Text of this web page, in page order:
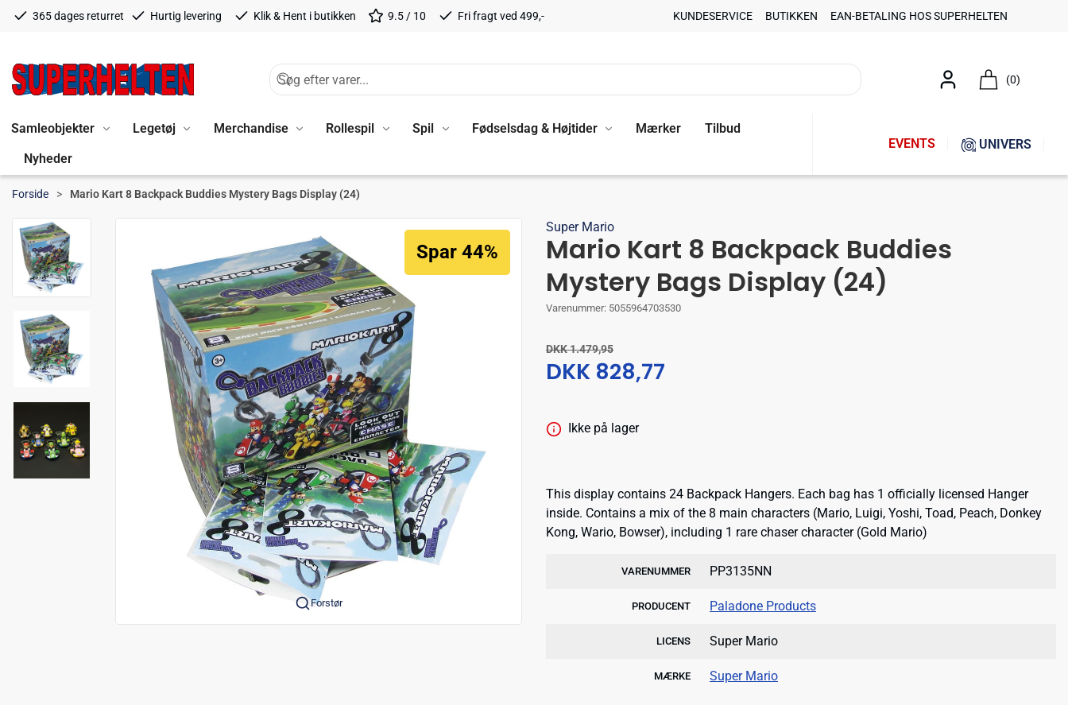
365 dages returret Hurtig levering Klik & Hent i butikken 9.5 / 10 Fri fragt ved 499,- KUNDESERVICE BUTIKKEN EAN-BETALING HOS SUPERHELTEN
(0)
Samleobjekter Legetøj Merchandise Rollespil Spil Fødselsdag & Højtider Mærker
Tilbud
Nyheder
EVENTS UNIVERS
Forside Mario Kart 8 Backpack Buddies Mystery Bags Display (24)
Forstør
Spar 44%
Super Mario
Mario Kart 8 Backpack Buddies
Mystery Bags Display (24)
Varenummer: 5055964703530
DKK 1.479,95
DKK 828,77
Ikke på lager
This display contains 24 Backpack Hangers. Each bag has 1 officially licensed Hanger
inside. Contains a mix of the 8 main characters (Mario, Luigi, Yoshi, Toad, Peach, Donkey
Kong, Wario, Bowser), including 1 rare chaser character (Gold Mario)
VARENUMMER PP3135NN
PRODUCENT Paladone Products
LICENS Super Mario
MÆRKE Super Mario